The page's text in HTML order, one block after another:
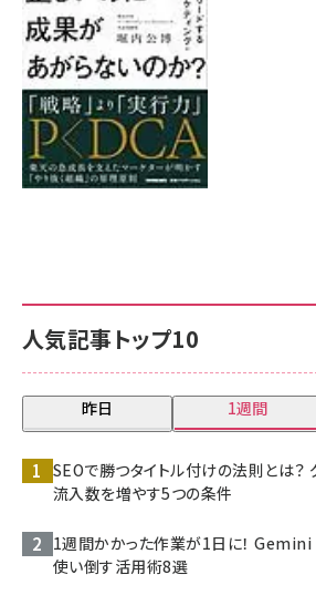
人気記事トップ10
昨日 1週間
SEOで勝つタイトル付けの法則とは？
流入数を増やす5つの条件
1週間かかった作業が1日に！
使い倒す活用術8選
8月7日 10:00